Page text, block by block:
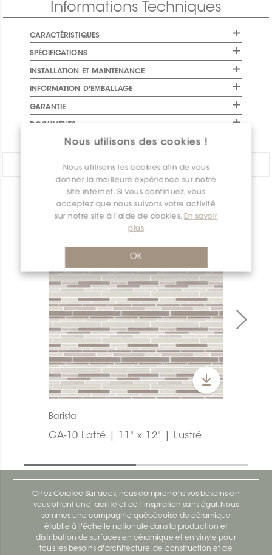
Nous utilisons des cookies !
Nous utilisons les cookies afin de vous
donner la meilleure expérience sur notre
site internet. Si vous continuez, vous
acceptez que nous suivons votre activité
sur notre site à l’aide de cookies. En savoir
plus
OK
Informations Techniques
CARACTÉRISTIQUES
SPÉCIFICATIONS
INSTALLATION ET MAINTENANCE
INFORMATION D'EMBALLAGE
GARANTIE
DOCUMENTS
PARTAGER:
APERÇU DES PRODUITS
Barista
GA-10 Latté | 11" x 12" | Lustré
Chez Ceratec Surfaces, nous comprenons vos besoins en
vous offrant une facilité et de l’inspiration sans égal. Nous
sommes une compagnie québécoise de céramique
établie à l'échelle nationale dans la production et
distribution de surfaces en céramique et en vinyle pour
tous les besoins d'architecture, de construction et de